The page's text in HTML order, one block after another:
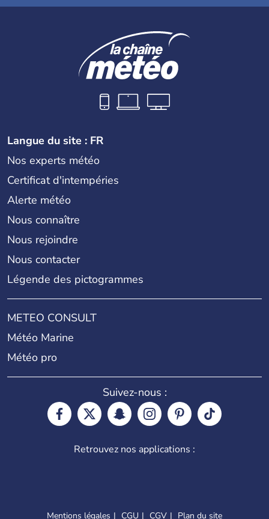
Langue du site : FR
Nos experts météo
Certificat d'intempéries
Alerte météo
Nous connaître
Nous rejoindre
Nous contacter
Légende des pictogrammes
METEO CONSULT
Météo Marine
Météo pro
Suivez-nous :
Retrouvez nos applications :
Mentions légales CGU CGV Plan du site